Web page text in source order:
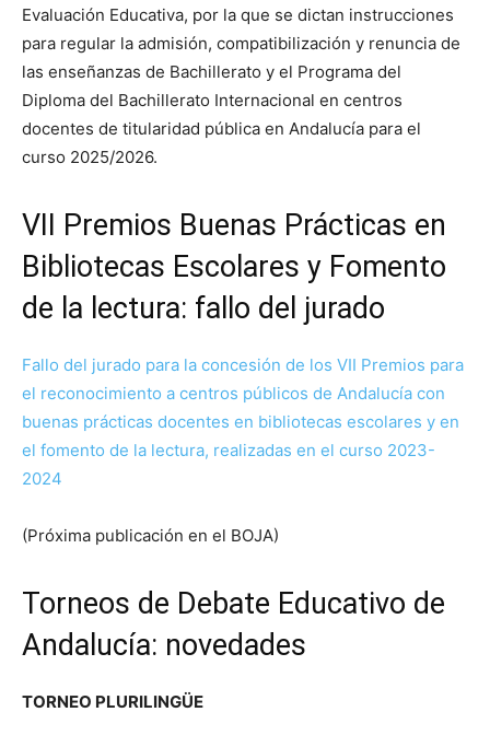
Evaluación Educativa, por la que se dictan instrucciones
para regular la admisión, compatibilización y renuncia de
las enseñanzas de Bachillerato y el Programa del
Diploma del Bachillerato Internacional en centros
docentes de titularidad pública en Andalucía para el
curso 2025/2026.
VII Premios Buenas Prácticas en
Bibliotecas Escolares y Fomento
de la lectura: fallo del jurado
Fallo del jurado para la concesión de los VII Premios para
el reconocimiento a centros públicos de Andalucía con
buenas prácticas docentes en bibliotecas escolares y en
el fomento de la lectura, realizadas en el curso 2023-
2024
(Próxima publicación en el BOJA)
Torneos de Debate Educativo de
Andalucía: novedades
TORNEO PLURILINGÜE